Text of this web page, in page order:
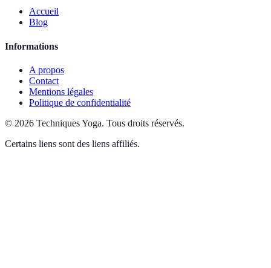
Accueil
Blog
Informations
A propos
Contact
Mentions légales
Politique de confidentialité
© 2026 Techniques Yoga. Tous droits réservés.
Certains liens sont des liens affiliés.